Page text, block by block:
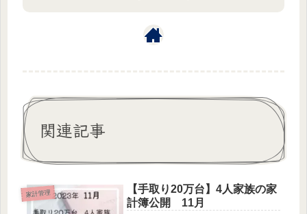
関連記事
家計管理
【手取り20万台】4人家族の家
計簿公開 11月